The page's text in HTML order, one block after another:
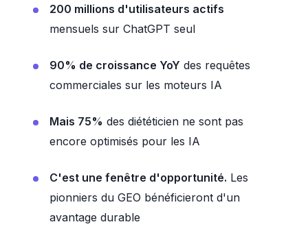
200 millions d'utilisateurs actifs
mensuels sur ChatGPT seul
90% de croissance YoY des requêtes
commerciales sur les moteurs IA
Mais 75% des diététicien ne sont pas
encore optimisés pour les IA
C'est une fenêtre d'opportunité. Les
pionniers du GEO bénéficieront d'un
avantage durable